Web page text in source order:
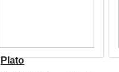
Plato